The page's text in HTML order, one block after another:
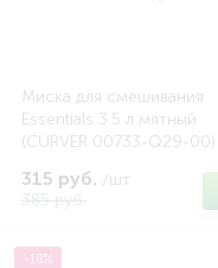
Миска для смешивания
Essentials 3.5 л мятный
(CURVER 00733-Q29-00)
315 руб. /шт
385 руб.
-18%